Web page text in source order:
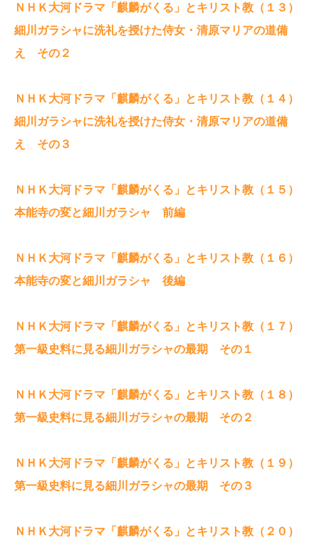
ＮＨＫ大河ドラマ「麒麟がくる」とキリスト教（１３）
細川ガラシャに洗礼を授けた侍女・清原マリアの道備
え その２
ＮＨＫ大河ドラマ「麒麟がくる」とキリスト教（１４）
細川ガラシャに洗礼を授けた侍女・清原マリアの道備
え その３
ＮＨＫ大河ドラマ「麒麟がくる」とキリスト教（１５）
本能寺の変と細川ガラシャ 前編
ＮＨＫ大河ドラマ「麒麟がくる」とキリスト教（１６）
本能寺の変と細川ガラシャ 後編
ＮＨＫ大河ドラマ「麒麟がくる」とキリスト教（１７）
第一級史料に見る細川ガラシャの最期 その１
ＮＨＫ大河ドラマ「麒麟がくる」とキリスト教（１８）
第一級史料に見る細川ガラシャの最期 その２
ＮＨＫ大河ドラマ「麒麟がくる」とキリスト教（１９）
第一級史料に見る細川ガラシャの最期 その３
ＮＨＫ大河ドラマ「麒麟がくる」とキリスト教（２０）